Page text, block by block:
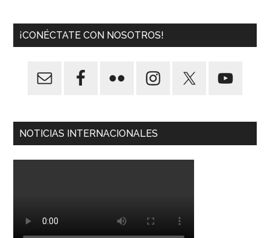
¡CONÉCTATE CON NOSOTROS!
NOTICIAS INTERNACIONALES